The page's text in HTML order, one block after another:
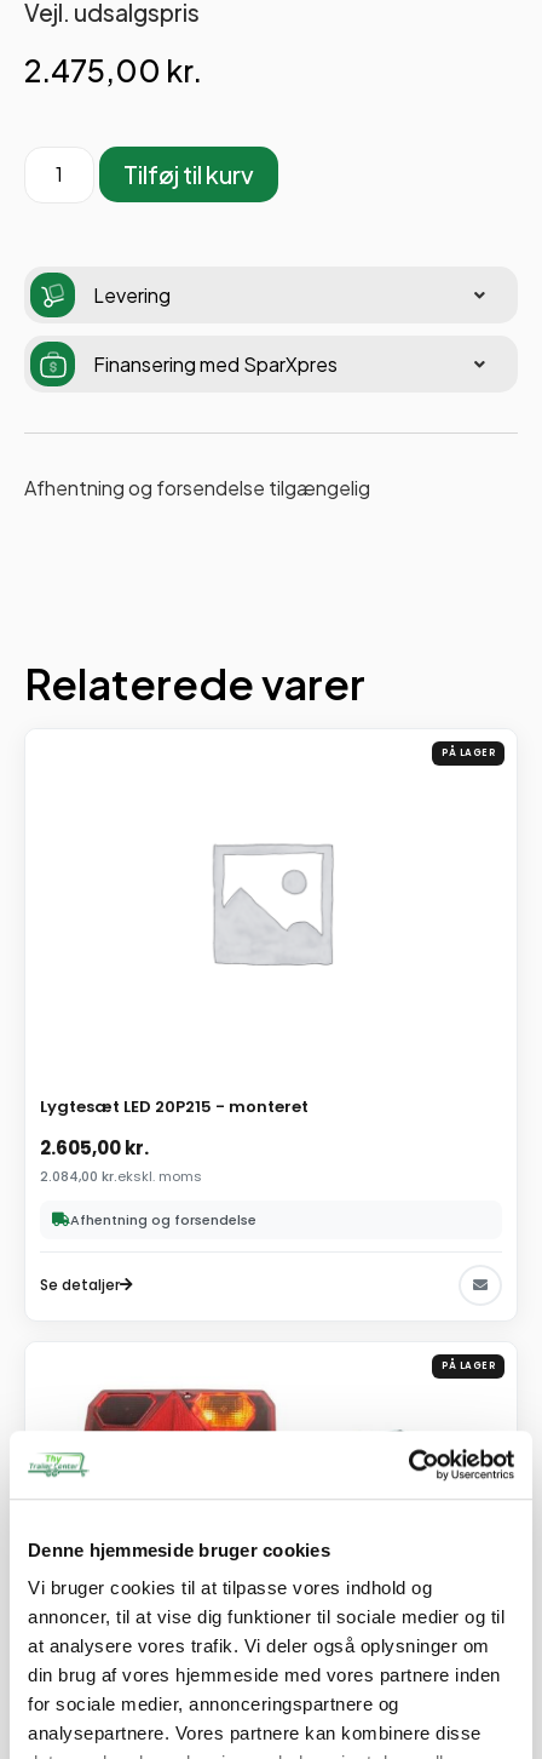
Denne hjemmeside bruger cookies
Vi bruger cookies til at tilpasse vores indhold og
annoncer, til at vise dig funktioner til sociale medier og til
at analysere vores trafik. Vi deler også oplysninger om
din brug af vores hjemmeside med vores partnere inden
for sociale medier, annonceringspartnere og
analysepartnere. Vores partnere kan kombinere disse
Vejl. udsalgspris
2.475,00 kr.
Tilføj til kurv
Levering
Finansering med SparXpres
Afhentning og forsendelse tilgængelig
Relaterede varer
PÅ LAGER
Lygtesæt LED 20P215 - monteret
2.605,00kr.
2.084,00 kr.ekskl. moms
Afhentning og forsendelse
Se detaljer
PÅ LAGER
Lygtesæt - VA 511 S1 - m/tågelys + 13 pol hanstik